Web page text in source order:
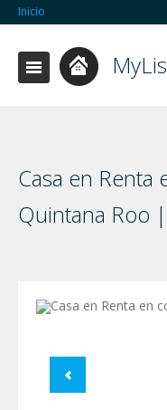
Inicio
Casa en Renta
Quintana Roo